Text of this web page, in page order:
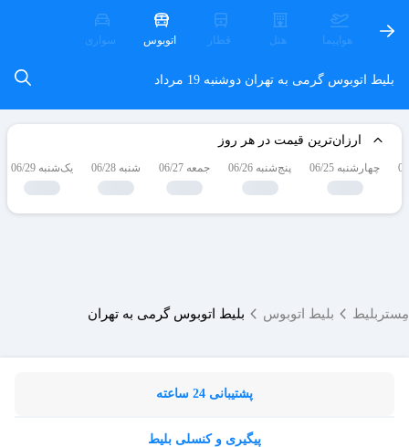
هواپیما هتل قطار اتوبوس سواری
بلیط اتوبوس گرمی به تهران دوشنبه 19 مرداد
ارزان‌ترین قیمت در هر روز
چهارشنبه 06/25 پنج‌شنبه 06/26 جمعه 06/27 شنبه 06/28 یک‌شنبه 06/29
مِستربلیط بلیط اتوبوس بلیط اتوبوس گرمی به تهران
پشتیبانی 24 ساعته
پیگیری و کنسلی بلیط